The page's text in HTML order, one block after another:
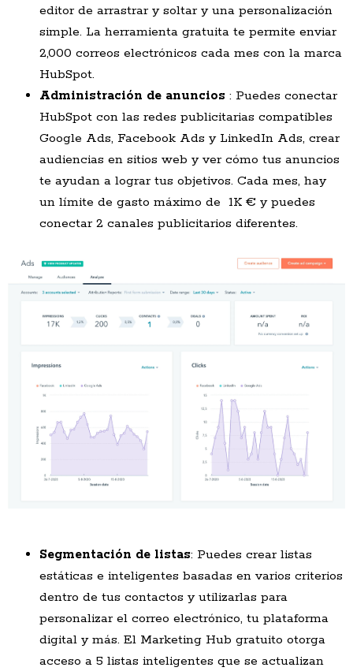
editor de arrastrar y soltar y una personalización
simple. La herramienta gratuita te permite enviar
2,000 correos electrónicos cada mes con la marca
HubSpot.
Administración de anuncios : Puedes conectar
HubSpot con las redes publicitarias compatibles
Google Ads, Facebook Ads y LinkedIn Ads, crear
audiencias en sitios web y ver cómo tus anuncios
te ayudan a lograr tus objetivos. Cada mes, hay
un límite de gasto máximo de 1K € y puedes
conectar 2 canales publicitarios diferentes.
Segmentación de listas: Puedes crear listas
estáticas e inteligentes basadas en varios criterios
dentro de tus contactos y utilizarlas para
personalizar el correo electrónico, tu plataforma
digital y más. El Marketing Hub gratuito otorga
acceso a 5 listas inteligentes que se actualizan